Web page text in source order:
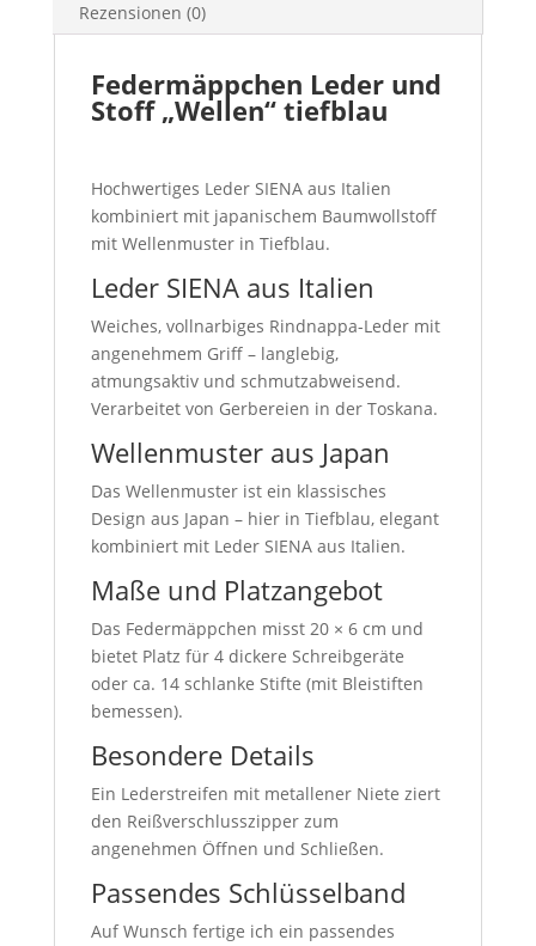
Rezensionen (0)
Federmäppchen Leder und
Stoff „Wellen“ tiefblau
Hochwertiges Leder SIENA aus Italien
kombiniert mit japanischem Baumwollstoff
mit Wellenmuster in Tiefblau.
Leder SIENA aus Italien
Weiches, vollnarbiges Rindnappa-Leder mit
angenehmem Griff – langlebig,
atmungsaktiv und schmutzabweisend.
Verarbeitet von Gerbereien in der Toskana.
Wellenmuster aus Japan
Das Wellenmuster ist ein klassisches
Design aus Japan – hier in Tiefblau, elegant
kombiniert mit Leder SIENA aus Italien.
Maße und Platzangebot
Das Federmäppchen misst 20 × 6 cm und
bietet Platz für 4 dickere Schreibgeräte
oder ca. 14 schlanke Stifte (mit Bleistiften
bemessen).
Besondere Details
Ein Lederstreifen mit metallener Niete ziert
den Reißverschlusszipper zum
angenehmen Öffnen und Schließen.
Passendes Schlüsselband
Auf Wunsch fertige ich ein passendes